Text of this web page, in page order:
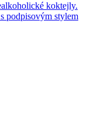
koktejly.
podpisovým stylem